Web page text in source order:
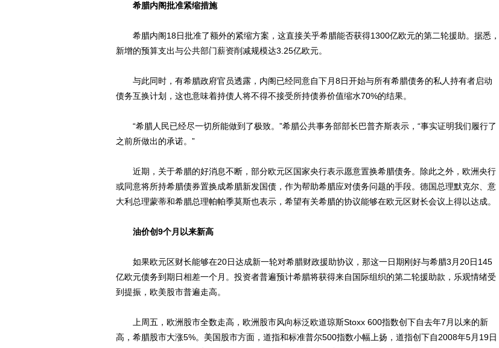
希腊内阁批准紧缩措施
希腊内阁18日批准了额外的紧缩方案，这直接关乎希腊能否获得1300亿欧元的第二轮援助。据悉，
新增的预算支出与公共部门薪资削减规模达3.25亿欧元。
与此同时，有希腊政府官员透露，内阁已经同意自下月8日开始与所有希腊债务的私人持有者启动
债务互换计划，这也意味着持债人将不得不接受所持债券价值缩水70%的结果。
“希腊人民已经尽一切所能做到了极致。”希腊公共事务部部长巴普齐斯表示，“事实证明我们履行了
之前所做出的承诺。”
近期，关于希腊的好消息不断，部分欧元区国家央行表示愿意置换希腊债务。除此之外，欧洲央行
或同意将所持希腊债券置换成希腊新发国债，作为帮助希腊应对债务问题的手段。德国总理默克尔、意
大利总理蒙蒂和希腊总理帕帕季莫斯也表示，希望有关希腊的协议能够在欧元区财长会议上得以达成。
油价创9个月以来新高
如果欧元区财长能够在20日达成新一轮对希腊财政援助协议，那这一日期刚好与希腊3月20日145
亿欧元债务到期日相差一个月。投资者普遍预计希腊将获得来自国际组织的第二轮援助款，乐观情绪受
到提振，欧美股市普遍走高。
上周五，欧洲股市全数走高，欧洲股市风向标泛欧道琼斯Stoxx 600指数创下自去年7月以来的新
高，希腊股市大涨5%。美国股市方面，道指和标准普尔500指数小幅上扬，道指创下自2008年5月19日